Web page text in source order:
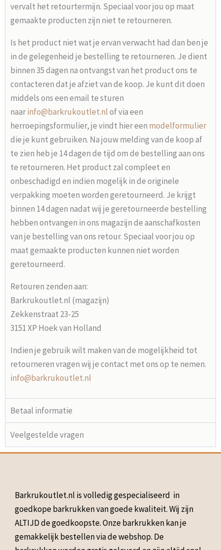
vervalt het retourtermijn. Speciaal voor jou op maat
gemaakte producten zijn niet te retourneren.
Is het product niet wat je ervan verwacht had dan ben je
in de gelegenheid je bestelling te retourneren. Je dient
binnen 35 dagen na ontvangst van het product ons te
contacteren dat je afziet van de koop. Je kunt dit doen
middels ons een email te sturen
naarinfo@barkrukoutlet.nlof via een
herroepingsformulier, je vindt hier een modelformulier
die je kunt gebruiken. Na jouw melding van de koop af
te zien heb je 14 dagen de tijd om de bestelling aan ons
te retourneren. Het product zal compleet en
onbeschadigd en indien mogelijk in de originele
verpakking moeten worden geretourneerd. Je krijgt
binnen 14 dagen nadat wij je geretourneerde bestelling
hebben ontvangen in ons magazijn de aanschafkosten
van je bestelling van ons retour. Speciaal voor jou op
maat gemaakte producten kunnen niet worden
geretourneerd.
Retouren zenden aan:
Barkrukoutlet.nl (magazijn)
Zekkenstraat 23-25
3151 XP Hoek van Holland
Indien je gebruik wilt maken van de mogelijkheid tot
retourneren vragen wij je contact met ons op te nemen.
info@barkrukoutlet.nl
Betaal informatie
Veelgestelde vragen
Barkrukoutlet.nl is volledig gespecialiseerd in
goedkope barkrukken van goede kwaliteit. Wij zijn
ALTIJD de goedkoopste. Onze barkrukken kan je
gemakkelijk bestellen via de webshop. De